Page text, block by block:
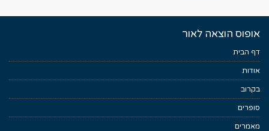
אופוס הוצאה לאור
דף הבית
אודות
בקרוב
סופרים
מאמרים